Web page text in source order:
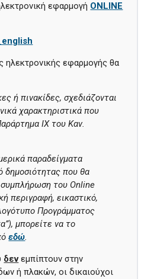
εφαρμογή ONLINE
ηλεκτρονικής εφαρμογής θα
ή πινακίδες, σχεδιάζονται
χαρακτηριστικά που
ΙΧ του Καν.
παραδείγματα
δημοσιότητας που θα
συμπλήρωση του Online
περιγραφή, εικαστικό,
Προγράμματος
, μπορείτε να το
εδώ.
δεν εμπίπτουν στην
ή πλακών, οι δικαιούχοι